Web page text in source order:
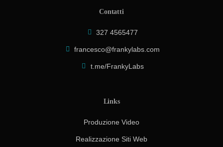
Contatti
327 4565477
francesco@frankylabs.com
t.me/FrankyLabs
Links
Produzione Video
Realizzazione Siti Web